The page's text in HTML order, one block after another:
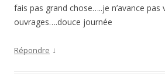
fais pas grand chose…..je n’avance pas
ouvrages….douce journée
Répondre ↓